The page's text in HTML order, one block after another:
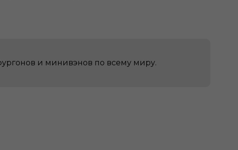
и минивэнов по всему миру.